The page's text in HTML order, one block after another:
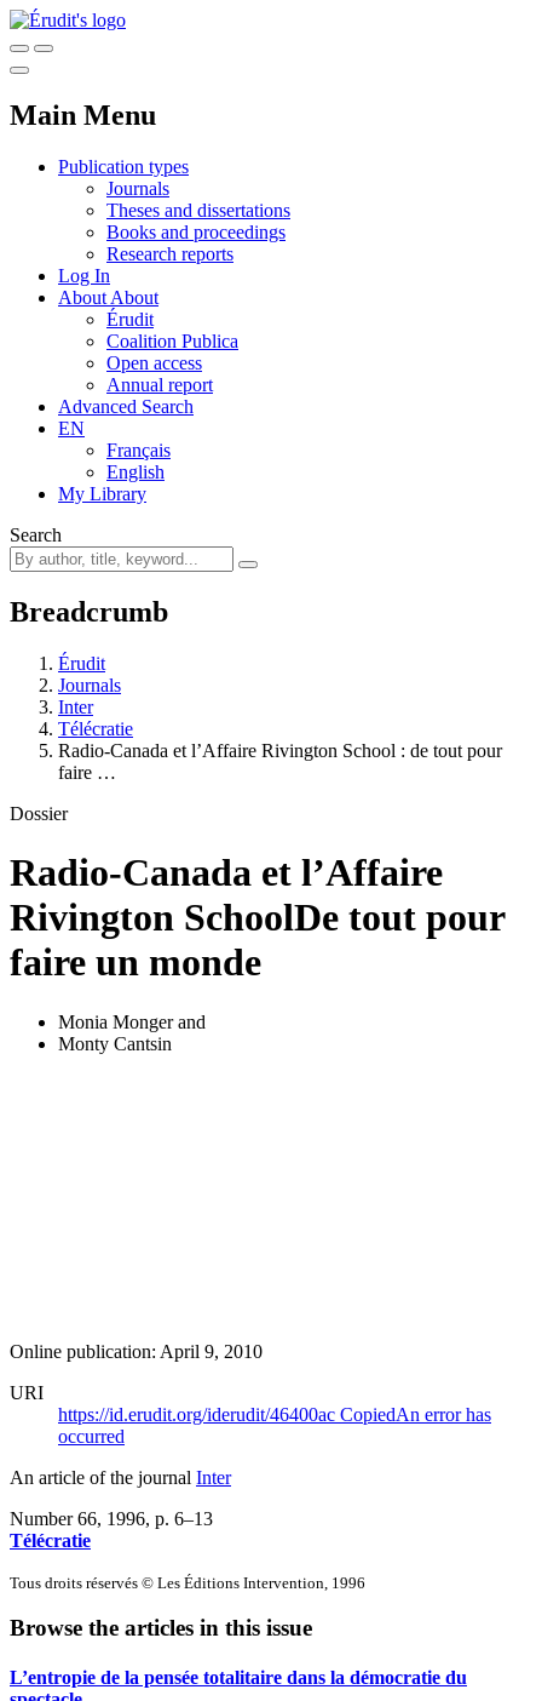
Main Menu
Publication types
Journals
Theses and dissertations
Books and proceedings
Research reports
Log In
About About
Érudit
Coalition Publica
Open access
Annual report
Advanced Search
EN
Français
English
My Library
Search
Breadcrumb
Érudit
Journals
Inter
Télécratie
Radio-Canada et l’Affaire Rivington School : de tout pour
faire …
Dossier
Radio-Canada et l’Affaire
Rivington SchoolDe tout pour
faire un monde
Monia Mongerand
Monty Cantsin
Online publication: April 9, 2010
URI
https://id.erudit.org/iderudit/46400ac CopiedAn error has
occurred
An article of the journal Inter
Number 66, 1996, p. 6–13
Télécratie
Tous droits réservés © Les Éditions Intervention, 1996
Browse the articles in this issue
L’entropie de la pensée totalitaire dans la démocratie du